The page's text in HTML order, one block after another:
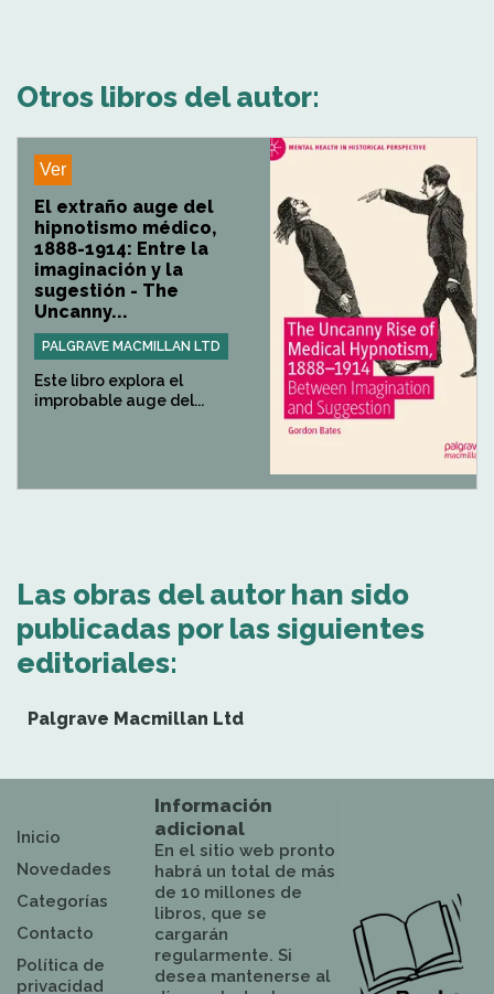
Otros libros del autor:
Ver
El extraño auge del
hipnotismo médico,
1888-1914: Entre la
imaginación y la
sugestión - The
Uncanny...
PALGRAVE MACMILLAN LTD
Este libro explora el
improbable auge del...
Las obras del autor han sido
publicadas por las siguientes
editoriales:
Palgrave Macmillan Ltd
Inicio
Novedades
Categorías
Contacto
Política de
privacidad
Información
adicional
En el sitio web pronto
habrá un total de más
de 10 millones de
libros, que se
cargarán
regularmente. Si
desea mantenerse al